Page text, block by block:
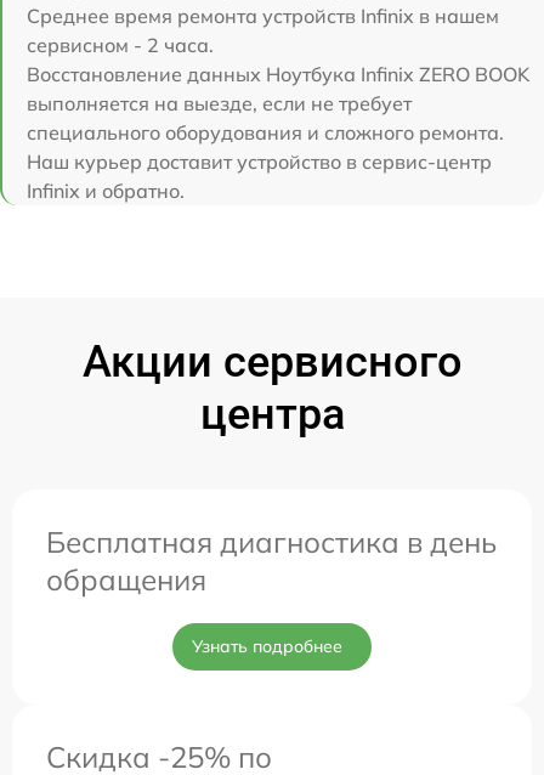
Среднее время ремонта устройств Infinix в нашем
сервисном - 2 часа.
Восстановление данных Ноутбука Infinix ZERO BOOK
выполняется на выезде, если не требует
специального оборудования и сложного ремонта.
Наш курьер доставит устройство в сервис-центр
Infinix и обратно.
Акции сервисного
центра
Бесплатная диагностика в день
обращения
Узнать подробнее
Скидка -25% по